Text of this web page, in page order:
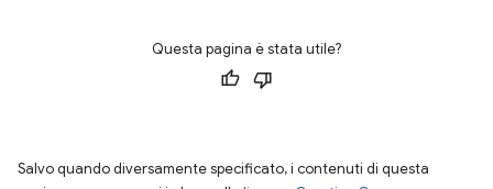
Questa pagina è stata utile?
Salvo quando diversamente specificato, i contenuti di questa